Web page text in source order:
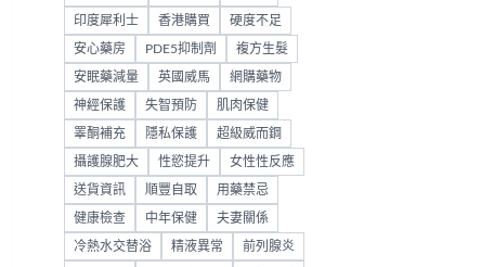
印度犀利士 香港購買 硬度不足
安心藥房 PDE5抑制劑 複方生髮
安眠藥減量 英國威馬 網購藥物
神經保護 失智預防 肌肉保健
睪酮補充 隱私保護 超級威而鋼
攝護腺肥大 性慾提升 女性性反應
送貨資訊 順豐自取 用藥禁忌
健康檢查 中年保健 夫妻關係
冷熱水交替浴 精液異常 前列腺炎